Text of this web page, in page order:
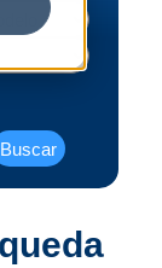
Buscar